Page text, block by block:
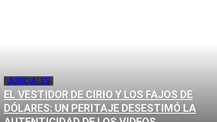
JUDICIALES
EL VESTIDOR DE CIRIO Y LOS FAJOS DE
DÓLARES: UN PERITAJE DESESTIMÓ LA